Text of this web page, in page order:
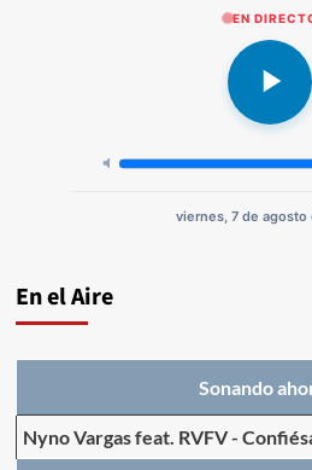
EN
viernes, 7 de agosto
En el Aire
Sonando
Nyno Vargas feat. RVFV-